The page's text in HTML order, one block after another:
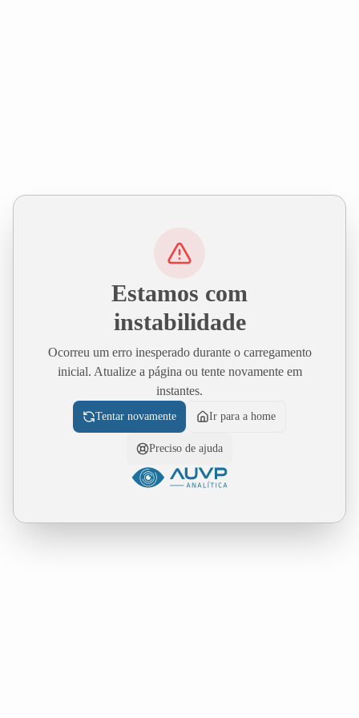
Estamos com
instabilidade
Ocorreu um erro inesperado durante o carregamento
inicial. Atualize a página ou tente novamente em
instantes.
Tentar novamente Ir para a home
Preciso de ajuda